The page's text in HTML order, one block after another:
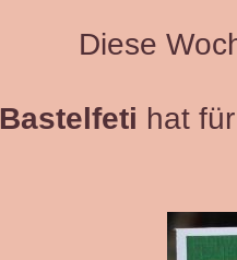
Diese
Bastelfeti hat